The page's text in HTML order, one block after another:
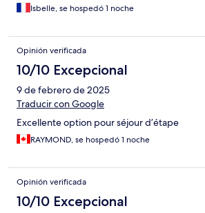
Isbelle, se hospedó 1 noche
Opinión verificada
10/10 Excepcional
9 de febrero de 2025
Traducir con Google
Excellente option pour séjour d’étape
RAYMOND, se hospedó 1 noche
Opinión verificada
10/10 Excepcional